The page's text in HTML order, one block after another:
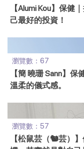
【Alumi Kou】保健
己最好的投資！
瀏覽數：67
【簡 曉珊 Sann】
溫柔的儀式感。
瀏覽數：57
【松鼠芸（🐿芸）